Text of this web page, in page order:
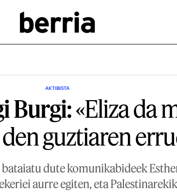
AKTIBISTA
Burgi:«Eliza da
guztiaren
dute komunikabideek
aurre egiten, eta